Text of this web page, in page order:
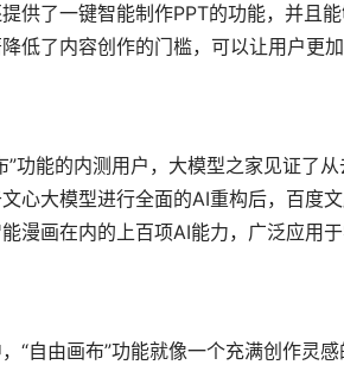
供了一键智能制作PPT的功能，并且
低了内容创作的门槛，可以让用户更加
”功能的内测用户，大模型之家见证了
心大模型进行全面的AI重构后，百度
漫画在内的上百项AI能力，广泛应用
“自由画布”功能就像一个充满创作灵